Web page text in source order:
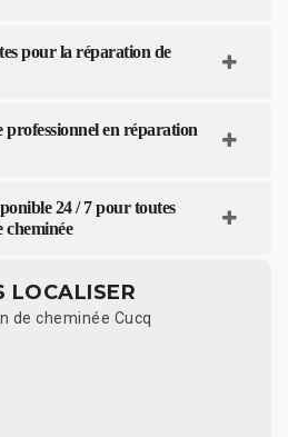
pour la réparation de
en réparation
24 / 7 pour toutes
cheminée
LOCALISER
de cheminée Cucq